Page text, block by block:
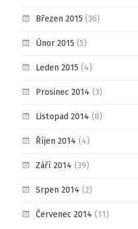
Březen 2015 (36)
Únor 2015 (5)
Leden 2015 (4)
Prosinec 2014 (3)
Listopad 2014 (8)
Říjen 2014 (4)
Září 2014 (39)
Srpen 2014 (2)
Červenec 2014 (11)